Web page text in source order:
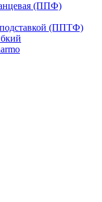
(ППФ)
(ППТФ)